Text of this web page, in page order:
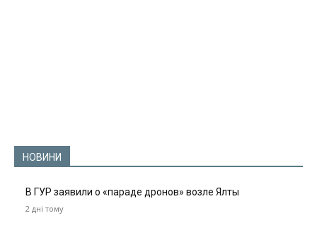
НОВИНИ
В ГУР заявили о «параде дронов» возле Ялты
2 дні тому